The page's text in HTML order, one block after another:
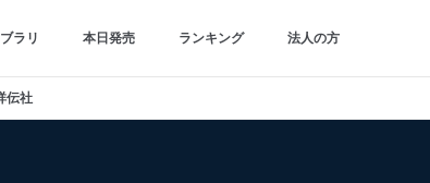
ラリ 本日発売 ランキング 法人の方
伝社